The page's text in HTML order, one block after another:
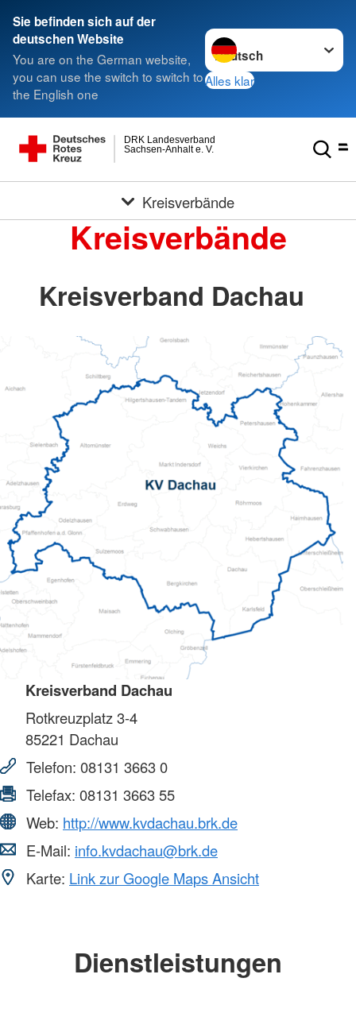
Sie befinden sich auf der
deutschen Website
You are on the German website,
you can use the switch to switch to
the English one
Sprache wechseln zu
Alles klar
Sachsen-Anhalt e. V.
DRK Landesverband
Kreisverbände
Kreisverbände
Kreisverband Dachau
Kreisverband Dachau
Rotkreuzplatz 3-4
85221 Dachau
Telefon: 08131 3663 0
Telefax: 08131 3663 55
Web: http://www.kvdachau.brk.de
E-Mail: info.kvdachau@brk.de
Karte: Link zur Google Maps Ansicht
Dienstleistungen